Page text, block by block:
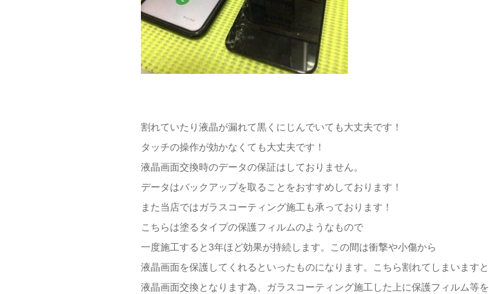
割れていたり液晶が漏れて黒くにじんでいても大丈夫です！
タッチの操作が効かなくても大丈夫です！
液晶画面交換時のデータの保証はしておりません。
データはバックアップを取ることをおすすめしております！
また当店ではガラスコーティング施工も承っております！
こちらは塗るタイプの保護フィルムのようなもので
一度施工すると3年ほど効果が持続します。この間は衝撃や小傷から
液晶画面を保護してくれるといったものになります。こちら割れてしまいますと
液晶画面交換となります為、ガラスコーティング施工した上に保護フィルム等を